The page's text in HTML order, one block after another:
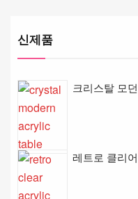
신제품
크리스탈 모
레트로 클리